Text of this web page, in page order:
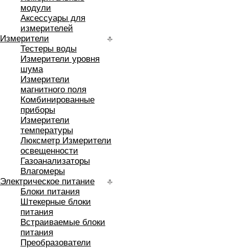
модули
Аксессуары для
измерителей
Измерители
Тестеры воды
Измерители уровня
шума
Измерители
магнитного поля
Комбинированные
приборы
Измерители
температуры
Люксметр Измерители
освещенности
Газоанализаторы
Влагомеры
Электрическое питание
Блоки питания
Штекерные блоки
питания
Встраиваемые блоки
питания
Преобразователи